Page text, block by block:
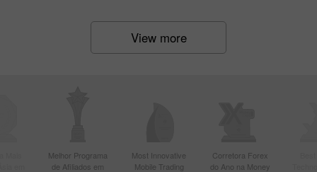
View more
Melhor Programa
de Afiliados em
Most Innovative
Mobile Trading
Corretora Forex
do Ano na Money